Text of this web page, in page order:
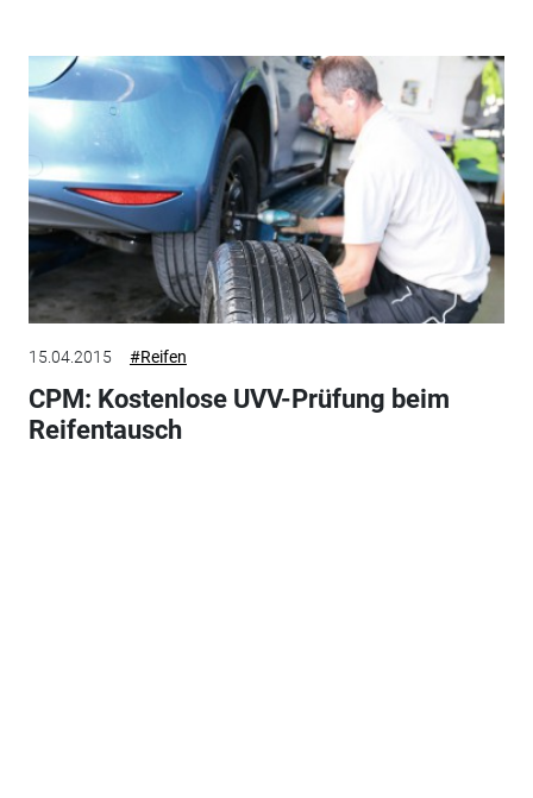
15.04.2015 #Reifen
CPM: Kostenlose UVV-Prüfung beim
Reifentausch